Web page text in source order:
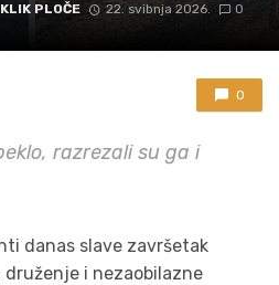
KLIK PLOČE 22. svibnja 2026. 0
0
razrezali su ga i
danas slave završetak
i nezaobilazne